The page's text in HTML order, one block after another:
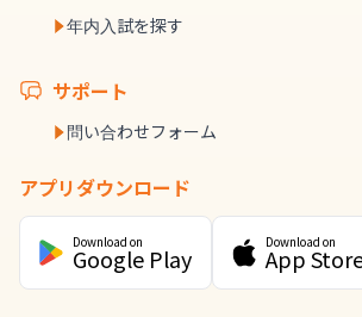
年内入試を探す
サポート
問い合わせフォーム
アプリダウンロード
Download on
Google Play
Download on
App